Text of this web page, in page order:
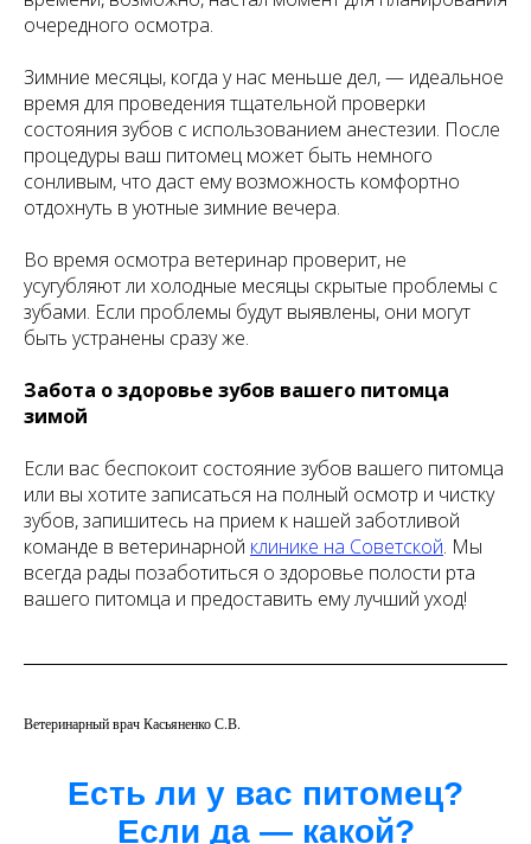
очередного осмотра.
Зимние месяцы, когда у нас меньше дел, — идеальное
время для проведения тщательной проверки
состояния зубов с использованием анестезии. После
процедуры ваш питомец может быть немного
сонливым, что даст ему возможность комфортно
отдохнуть в уютные зимние вечера.
Во время осмотра ветеринар проверит, не
усугубляют ли холодные месяцы скрытые проблемы с
зубами. Если проблемы будут выявлены, они могут
быть устранены сразу же.
Забота о здоровье зубов вашего питомца
зимой
Если вас беспокоит состояние зубов вашего питомца
или вы хотите записаться на полный осмотр и чистку
зубов, запишитесь на прием к нашей заботливой
команде в ветеринарной клинике на Советской. Мы
всегда рады позаботиться о здоровье полости рта
вашего питомца и предоставить ему лучший уход!
Ветеринарный врач Касьяненко С.В.
Есть ли у вас питомец?
Если да — какой?